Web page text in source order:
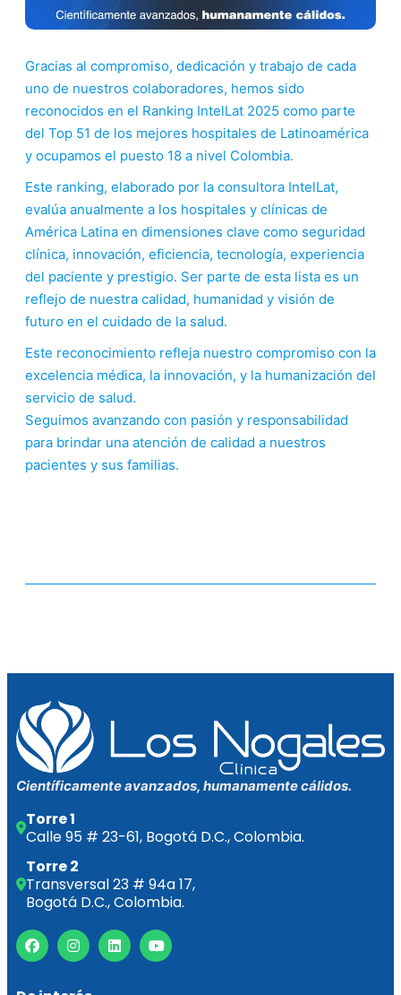
Gracias al compromiso, dedicación y trabajo de cada
uno de nuestros colaboradores, hemos sido
reconocidos en el Ranking IntelLat 2025 como parte
del Top 51 de los mejores hospitales de Latinoamérica
y ocupamos el puesto 18 a nivel Colombia.
Este ranking, elaborado por la consultora IntelLat,
evalúa anualmente a los hospitales y clínicas de
América Latina en dimensiones clave como seguridad
clínica, innovación, eficiencia, tecnología, experiencia
del paciente y prestigio. Ser parte de esta lista es un
reflejo de nuestra calidad, humanidad y visión de
futuro en el cuidado de la salud.
Este reconocimiento refleja nuestro compromiso con la
excelencia médica, la innovación, y la humanización del
servicio de salud.
Seguimos avanzando con pasión y responsabilidad
para brindar una atención de calidad a nuestros
pacientes y sus familias.
Científicamente avanzados, humanamente cálidos.
Torre 1
Calle 95 # 23-61, Bogotá D.C., Colombia.
Torre 2
Transversal 23 # 94a 17,
Bogotá D.C., Colombia.